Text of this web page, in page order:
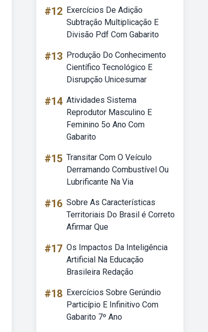
#12 Exercícios De Adição
Subtração Multiplicação E
Divisão Pdf Com Gabarito
#13 Produção Do Conhecimento
Científico Tecnológico E
Disrupção Unicesumar
#14 Atividades Sistema
Reprodutor Masculino E
Feminino 5o Ano Com
Gabarito
#15 Transitar Com O Veículo
Derramando Combustível Ou
Lubrificante Na Via
#16 Sobre As Características
Territoriais Do Brasil é Correto
Afirmar Que
#17 Os Impactos Da Inteligência
Artificial Na Educação
Brasileira Redação
#18 Exercícios Sobre Gerúndio
Particípio E Infinitivo Com
Gabarito 7º Ano